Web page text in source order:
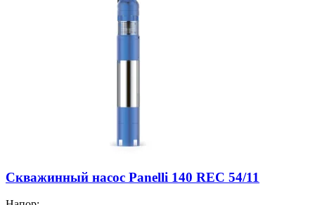
Скважинный насос Panelli 140 REC 54/11